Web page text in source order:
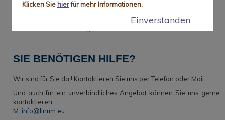
Klicken Sie hierfür mehr Informationen.
Einverstanden
Preisoptimiertes System
SIE BENÖTIGEN HILFE?
Wir sind für Sie da ! Kontaktieren Sie uns per Telefon oder Mail.
Und auch für ein unverbindliches Angebot können Sie uns gerne
kontaktieren.
M: info@linum.eu